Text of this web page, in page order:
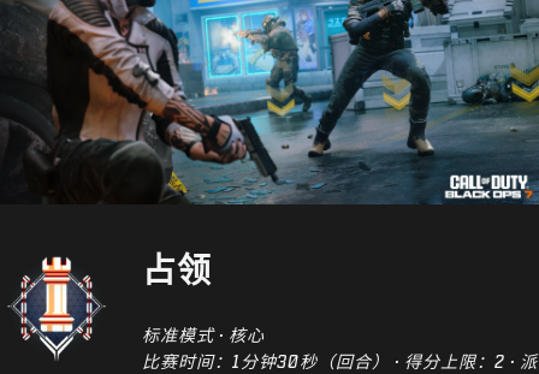
占领
标准模式 · 核心
比赛时间：1分钟30秒（回合） · 得分上限：2 · 派